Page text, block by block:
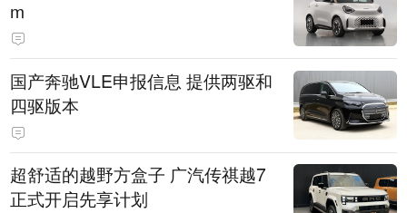
m
国产奔驰VLE申报信息 提供两驱和
四驱版本
超舒适的越野方盒子 广汽传祺越7
正式开启先享计划